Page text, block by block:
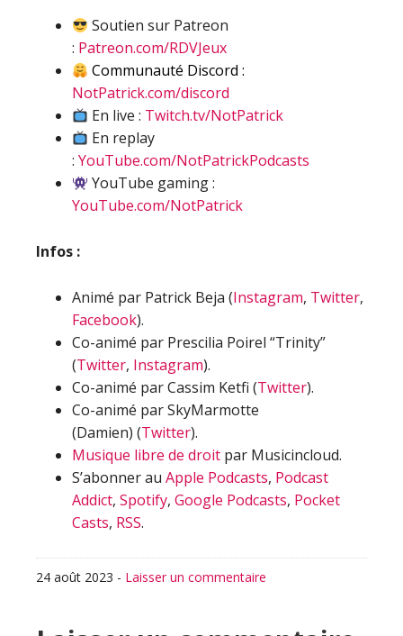
Soutien sur Patreon
: Patreon.com/RDVJeux
Communauté Discord :
NotPatrick.com/discord
En live : Twitch.tv/NotPatrick
En replay
: YouTube.com/NotPatrickPodcasts
YouTube gaming :
YouTube.com/NotPatrick
Infos :
Animé par Patrick Beja (Instagram, Twitter,
Facebook).
Co-animé par Prescilia Poirel “Trinity”
(Twitter, Instagram).
Co-animé par Cassim Ketfi (Twitter).
Co-animé par SkyMarmotte
(Damien) (Twitter).
Musique libre de droit par Musicincloud.
S’abonner au Apple Podcasts, Podcast
Addict, Spotify, Google Podcasts, Pocket
Casts, RSS.
24 août 2023 - Laisser un commentaire